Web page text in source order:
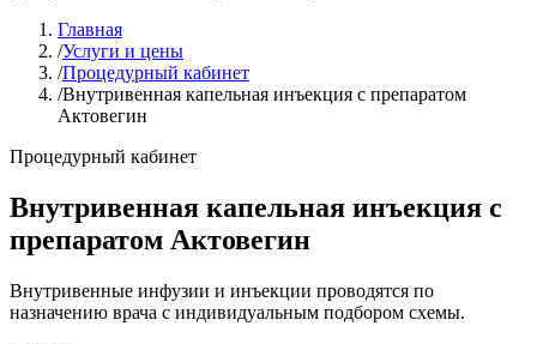
Главная
/Услуги и цены
/Процедурный кабинет
/Внутривенная капельная инъекция с препаратом
Актовегин
Процедурный кабинет
Внутривенная капельная инъекция с
препаратом Актовегин
Внутривенные инфузии и инъекции проводятся по
назначению врача с индивидуальным подбором схемы.